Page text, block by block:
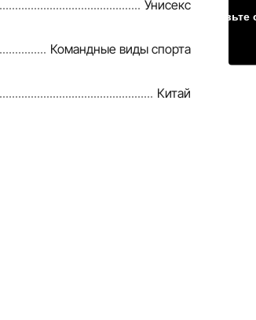
Унисекс
Командные виды спорта
Китай
Оставьте